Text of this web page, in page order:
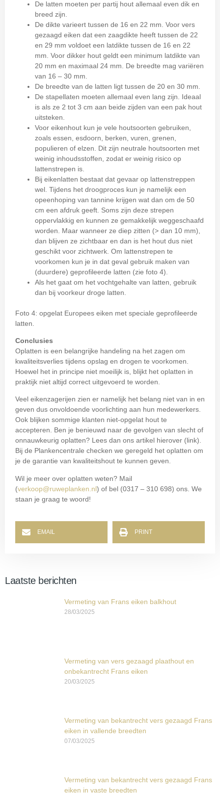
De latten moeten per partij hout allemaal even dik en
breed zijn.
De dikte varieert tussen de 16 en 22 mm. Voor vers
gezaagd eiken dat een zaagdikte heeft tussen de 22
en 29 mm voldoet een latdikte tussen de 16 en 22
mm. Voor dikker hout geldt een minimum latdikte van
20 mm en maximaal 24 mm. De breedte mag variëren
van 16 – 30 mm.
De breedte van de latten ligt tussen de 20 en 30 mm.
De stapellaten moeten allemaal even lang zijn. Ideaal
is als ze 2 tot 3 cm aan beide zijden van een pak hout
uitsteken.
Voor eikenhout kun je vele houtsoorten gebruiken,
zoals essen, esdoorn, berken, vuren, grenen,
populieren of elzen. Dit zijn neutrale houtsoorten met
weinig inhoudsstoffen, zodat er weinig risico op
lattenstrepen is.
Bij eikenlatten bestaat dat gevaar op lattenstreppen
wel. Tijdens het droogproces kun je namelijk een
opeenhoping van tannine krijgen wat dan om de 50
cm een afdruk geeft. Soms zijn deze strepen
oppervlakkig en kunnen ze gemakkelijk weggeschaafd
worden. Maar wanneer ze diep zitten (> dan 10 mm),
dan blijven ze zichtbaar en dan is het hout dus niet
geschikt voor zichtwerk. Om lattenstrepen te
voorkomen kun je in dat geval gebruik maken van
(duurdere) geprofileerde latten (zie foto 4).
Als het gaat om het vochtgehalte van latten, gebruik
dan bij voorkeur droge latten.
Foto 4: opgelat Europees eiken met speciale geprofileerde
latten.
Conclusies
Oplatten is een belangrijke handeling na het zagen om
kwaliteitsverlies tijdens opslag en drogen te voorkomen.
Hoewel het in principe niet moeilijk is, blijkt het oplatten in
praktijk niet altijd correct uitgevoerd te worden.
Veel eikenzagerijen zien er namelijk het belang niet van in en
geven dus onvoldoende voorlichting aan hun medewerkers.
Ook blijken sommige klanten niet-opgelat hout te
accepteren. Ben je benieuwd naar de gevolgen van slecht of
onnauwkeurig oplatten? Lees dan ons artikel hierover (link).
Bij de Plankencentrale checken we geregeld het oplatten om
je de garantie van kwaliteitshout te kunnen geven.
Wil je meer over oplatten weten? Mail
(verkoop@ruweplanken.nl) of bel (0317 – 310 698) ons. We
staan je graag te woord!
EMAIL PRINT
Laatste berichten
Vermeting van Frans eiken balkhout
28/03/2025
Vermeting van vers gezaagd plaathout en
onbekantrecht Frans eiken
20/03/2025
Vermeting van bekantrecht vers gezaagd Frans
eiken in vallende breedten
07/03/2025
Vermeting van bekantrecht vers gezaagd Frans
eiken in vaste breedten